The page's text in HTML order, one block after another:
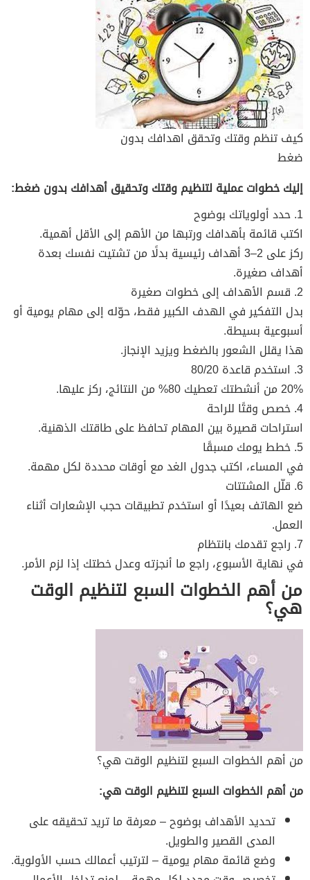
كيف تنظم وقتك وتحقق اهدافك بدون
ضغط
إليك خطوات عملية لتنظيم وقتك وتحقيق أهدافك بدون ضغط:
1. حدد أولوياتك بوضوح
اكتب قائمة بأهدافك ورتبها من الأهم إلى الأقل أهمية.
ركز على 2–3 أهداف رئيسية بدلًا من تشتيت نفسك بعدة
أهداف صغيرة.
2. قسم الأهداف إلى خطوات صغيرة
بدل التفكير في الهدف الكبير فقط، حوّله إلى مهام يومية أو
أسبوعية بسيطة.
هذا يقلل الشعور بالضغط ويزيد الإنجاز.
3. استخدم قاعدة 80/20
20% من أنشطتك تعطيك 80% من النتائج، ركز عليها.
4. خصص وقتًا للراحة
استراحات قصيرة بين المهام تحافظ على طاقتك الذهنية.
5. خطط يومك مسبقًا
في المساء، اكتب جدول الغد مع أوقات محددة لكل مهمة.
6. قلّل المشتتات
ضع الهاتف بعيدًا أو استخدم تطبيقات حجب الإشعارات أثناء
العمل.
7. راجع تقدمك بانتظام
في نهاية الأسبوع، راجع ما أنجزته وعدل خطتك إذا لزم الأمر.
من أهم الخطوات السبع لتنظيم الوقت
هي؟
من أهم الخطوات السبع لتنظيم الوقت هي؟
من أهم الخطوات السبع لتنظيم الوقت هي:
تحديد الأهداف بوضوح – معرفة ما تريد تحقيقه على
المدى القصير والطويل.
وضع قائمة مهام يومية – لترتيب أعمالك حسب الأولوية.